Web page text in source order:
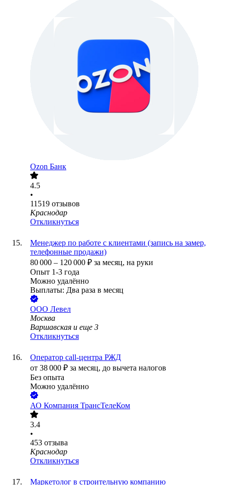
Ozon Банк
4.5
•
11519 отзывов
Краснодар
Откликнуться
Менеджер по работе с клиентами (запись на замер,
телефонные продажи)
80 000 – 120 000 ₽ за месяц, на руки
Опыт 1-3 года
Можно удалённо
Выплаты: Два раза в месяц
ООО Левел
Москва
Варшавская и еще 3
Откликнуться
Оператор call-центра РЖД
от 38 000 ₽ за месяц, до вычета налогов
Без опыта
Можно удалённо
АО Компания ТрансТелеКом
3.4
•
453 отзыва
Краснодар
Откликнуться
Маркетолог в строительную компанию